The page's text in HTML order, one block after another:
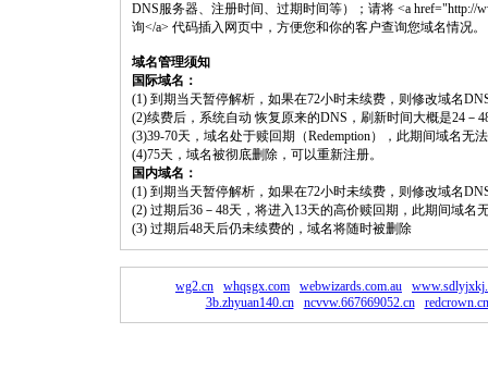
DNS服务器、注册时间、过期时间等）；请将 <a href="http://
询</a> 代码插入网页中，方便您和你的客户查询您域名情况。
域名管理须知
国际域名：
(1) 到期当天暂停解析，如果在72小时未续费，则修改域名
(2)续费后，系统自动 恢复原来的DNS，刷新时间大概是24－
(3)39-70天，域名处于赎回期（Redemption），此期间域名无
(4)75天，域名被彻底删除，可以重新注册。
国内域名：
(1) 到期当天暂停解析，如果在72小时未续费，则修改域名
(2) 过期后36－48天，将进入13天的高价赎回期，此期间域名
(3) 过期后48天后仍未续费的，域名将随时被删除
wg2.cn whqsgx.com webwizards.com.au
3b.zhyuan140.cn
ncvvw.667669052.cn redcrown.cn